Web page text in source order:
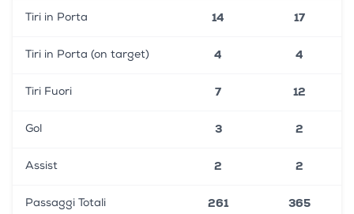
Tiri in Porta 14 17
Tiri in Porta (on target) 4 4
Tiri Fuori 7 12
Gol 3 2
Assist 2 2
Passaggi Totali 261 365